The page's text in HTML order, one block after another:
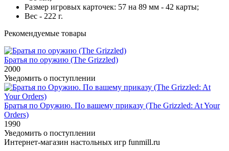
Размер игровых карточек: 57 на 89 мм - 42 карты;
Вес - 222 г.
Рекомендуемые товары
Братья по оружию (The Grizzled)
2000
Уведомить о поступлении
Братья по Оружию. По вашему приказу (The Grizzled: At Your
Orders)
1990
Уведомить о поступлении
Интернет-магазин настольных игр funmill.ru